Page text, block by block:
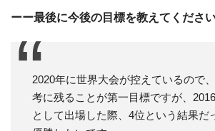
ーー最後に今後の目標を教えてください
2020年に世界大会が控えているので
考に残ることが第一目標ですが、
として出場した際、4位という結果だ